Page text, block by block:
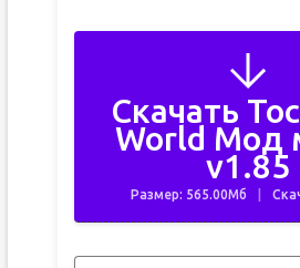
Скачать
World Мод
v1.85
Размер: 565.00Мб